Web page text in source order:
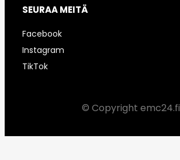
SEURAA MEITÄ
Facebook
Instagram
TikTok
© Copyright emc24.fi